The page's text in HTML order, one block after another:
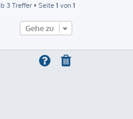
3 Treffer • Seite 1 von 1
Gehe zu